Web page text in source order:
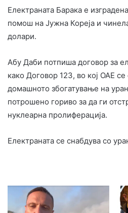
Електраната Барака е
помош на Јужна Кореја и
долари.
Абу Даби потпиша договор за
како Договор 123, во кој ОАЕ
домашното збогатување на
потрошено гориво за да ги
нуклеарна пролиферација.
Електраната се снабдува со